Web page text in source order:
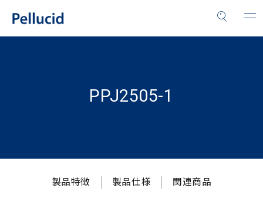
PPJ2505-1
製品特徴 製品仕様 関連商品